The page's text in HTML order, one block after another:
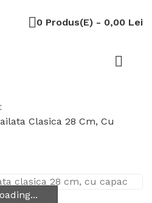
0 Produs(e) - 0,00 Lei
Clasica 28 Cm, Cu